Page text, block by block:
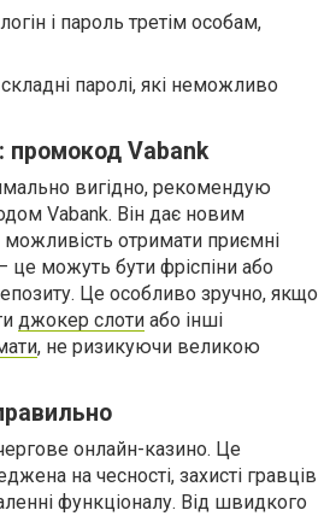
і пароль третім особам,
паролі, які неможливо
промокод Vabank
вигідно, рекомендую
Vabank. Він дає новим
отримати приємні
це можуть бути фріспіни або
Це особливо зручно, якщо
джокер слоти або інші
, не ризикуючи великою
онлайн-казино. Це
на чесності, захисті гравців
функціоналу. Від швидкого